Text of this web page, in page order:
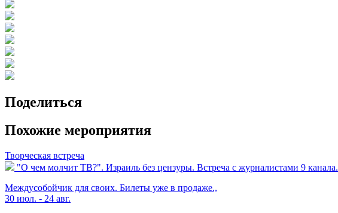
Поделиться
Похожие мероприятия
Творческая встреча
"О чем молчит ТВ?". Израиль без цензуры. Встреча с журналистами 9 канала.
Междусобойчик для своих. Билеты уже в продаже.,
30 июл. - 24 авг.